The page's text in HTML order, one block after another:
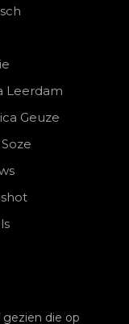
Leerdam
Geuze
die op